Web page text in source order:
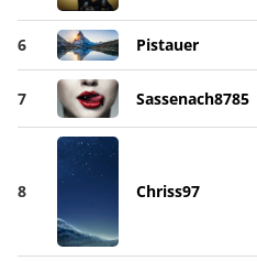
6 Pistauer
7 Sassenach8785
8 Chriss97